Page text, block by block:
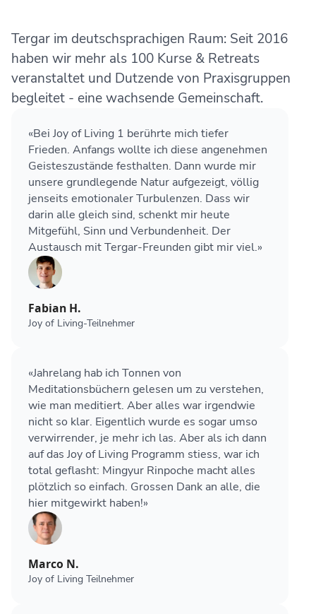
Tergar im deutschsprachigen Raum: Seit 2016
haben wir mehr als 100 Kurse & Retreats
veranstaltet und Dutzende von Praxisgruppen
begleitet - eine wachsende Gemeinschaft.
«Bei Joy of Living 1 berührte mich tiefer
Frieden. Anfangs wollte ich diese angenehmen
Geisteszustände festhalten. Dann wurde mir
unsere grundlegende Natur aufgezeigt, völlig
jenseits emotionaler Turbulenzen. Dass wir
darin alle gleich sind, schenkt mir heute
Mitgefühl, Sinn und Verbundenheit. Der
Austausch mit Tergar-Freunden gibt mir viel.»
Fabian H.
Joy of Living-Teilnehmer
«Jahrelang hab ich Tonnen von
Meditationsbüchern gelesen um zu verstehen,
wie man meditiert. Aber alles war irgendwie
nicht so klar. Eigentlich wurde es sogar umso
verwirrender, je mehr ich las. Aber als ich dann
auf das Joy of Living Programm stiess, war ich
total geflasht: Mingyur Rinpoche macht alles
plötzlich so einfach. Grossen Dank an alle, die
hier mitgewirkt haben!»
Marco N.
Joy of Living Teilnehmer